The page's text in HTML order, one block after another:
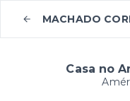
MACHADO
Casa no